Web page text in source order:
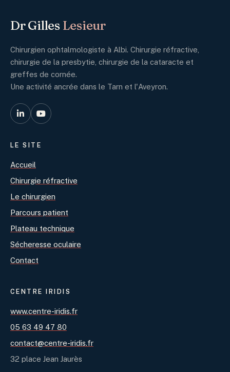
Dr Gilles Lesieur
Chirurgien ophtalmologiste à Albi. Chirurgie réfractive,
chirurgie de la presbytie, chirurgie de la cataracte et
greffes de cornée.
Une activité ancrée dans le Tarn et l'Aveyron.
LE SITE
Accueil
Chirurgie réfractive
Le chirurgien
Parcours patient
Plateau technique
Sécheresse oculaire
Contact
CENTRE IRIDIS
www.centre-iridis.fr
05 63 49 47 80
contact@centre-iridis.fr
32 place Jean Jaurès